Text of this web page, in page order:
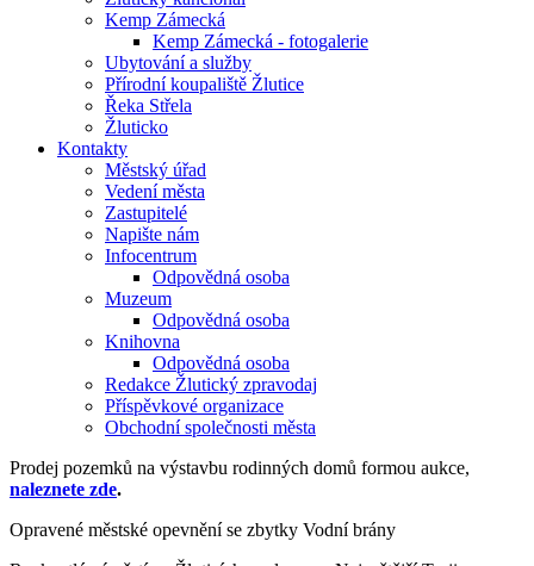
Kemp Zámecká
Kemp Zámecká - fotogalerie
Ubytování a služby
Přírodní koupaliště Žlutice
Řeka Střela
Žluticko
Kontakty
Městský úřad
Vedení města
Zastupitelé
Napište nám
Infocentrum
Odpovědná osoba
Muzeum
Odpovědná osoba
Knihovna
Odpovědná osoba
Redakce Žlutický zpravodaj
Příspěvkové organizace
Obchodní společnosti města
Prodej pozemků na výstavbu rodinných domů formou aukce,
naleznete zde.
Opravené městské opevnění se zbytky Vodní brány